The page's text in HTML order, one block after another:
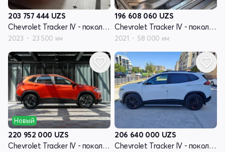
203 757 444 UZS
Chevrolet Tracker IV - поколение
2023 23 500 км
196 608 060 UZS
Chevrolet Tracker IV - поколение
2021 58 000 км
Новый
220 952 000 UZS
Chevrolet Tracker IV - поколение
206 640 000 UZS
Chevrolet Tracker IV - поколение